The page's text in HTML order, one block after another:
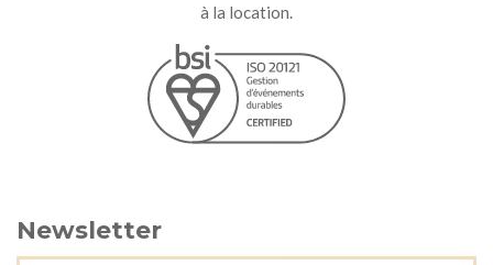
à la location.
Newsletter